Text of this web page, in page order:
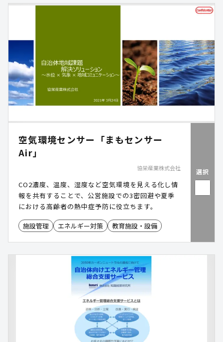
空気環境センサー「まもセンサー
Air」
協栄産業株式会社
CO2濃度、温度、湿度など空気環境を見える化し情
報を共有することで、公営施設での3密回避や夏季
における高齢者の熱中症予防に役立ちます。
施設管理 エネルギー対策 教育施設・設備
選択